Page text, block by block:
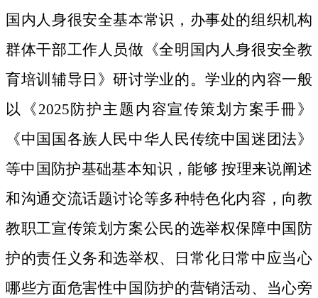
国内人身很安全基本常识，办事处的组织机构
群体干部工作人员做《全明国内人身很安全教
育培训辅导日》研讨学业的。学业的內容一般
以《2025防护主题内容宣传策划方案手冊》
《中国国各族人民中华人民传统中国迷团法》
等中国防护基础基本知识，能够 按理来说阐述
和沟通交流话题讨论等多种特色化内容，向教
教职工宣传策划方案公民的选举权保障中国防
护的责任义务和选举权、日常化日常中应当心
哪些方面危害性中国防护的营销活动、当心旁